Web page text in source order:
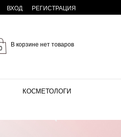
ВХОД РЕГИСТРАЦИЯ
В корзине нет товаров
КОСМЕТОЛОГИ